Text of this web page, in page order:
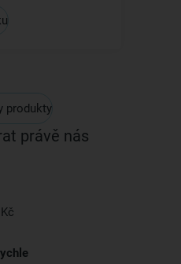
produkty
právě nás